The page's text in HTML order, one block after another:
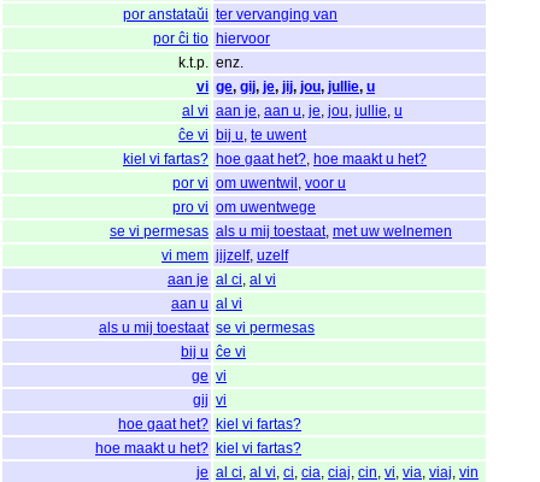
por anstataŭi ter vervanging van
por ĉi tio hiervoor
k.t.p.
enz.
vi ge, gij, je, jij, jou, jullie, u
al vi aan je aan u je jou jullie u
ĉe vi bij u te uwent
kiel vi fartas? hoe gaat het? hoe maakt u het?
por vi om uwentwil voor u
pro vi om uwentwege
se vi permesas als u mij toestaat, met uw welnemen
vi mem jijzelf, uzelf
aan je al ci al vi
aan u al vi
als u mij toestaat se vi permesas
bij u ĉe vi
ge vi
gij vi
hoe gaat het? kiel vi fartas?
hoe maakt u het? kiel vi fartas?
je al ci al vi ci cia ciaj cin vi via viaj vin